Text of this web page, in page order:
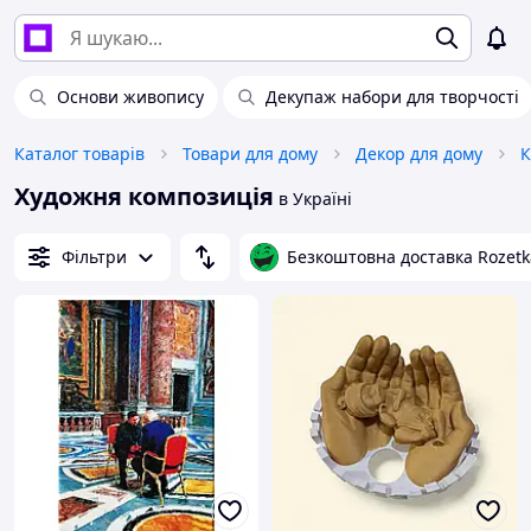
Основи живопису Декупаж набори для творчості
Каталог товарів Товари для дому Декор для дому
Художня композиція в Україні
Фільтри Безкоштовна доставка